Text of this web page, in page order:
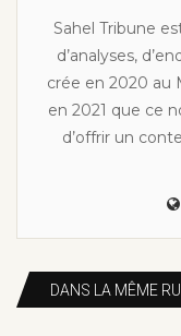
Sahel Tribune
d’analyses,
crée en 2020 au
en 2021 que ce
d’offrir un
DANS LA MÊME